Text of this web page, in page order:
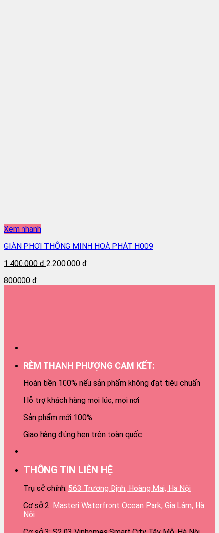
Xem nhanh
GIÀN PHƠI THÔNG MINH HOÀ PHÁT H009
1.400.000 đ 2.200.000 đ
800000 đ
RÈM THANH PHƯỢNG CAM KẾT:
Hoàn tiền 100% nếu sản phẩm không đạt tiêu chuẩn
Hỗ trợ khách hàng mọi lúc, mọi nơi
Sản phẩm mới 100%
Giao hàng đúng hẹn trên toàn quốc
THÔNG TIN LIÊN HỆ
Trụ sở chính: 563 Trương Định, Hoàng Mai, Hà Nội
Cơ sở 2: Masteri Waterfront Ocean Park, Gia Lâm, Hà
Nội